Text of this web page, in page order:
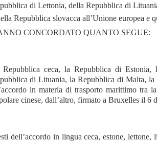
di Lettonia, della Repubblica di
Repubblica slovacca all’Unione europea e
CONCORDATO QUANTO SEGUE:
Repubblica ceca, la Repubblica di
di Lituania, la Repubblica di Malta,
in materia di trasporto marittimo tra
cinese, dall’altro, firmato a Bruxelles il 6
dell’accordo in lingua ceca, estone, lettone,